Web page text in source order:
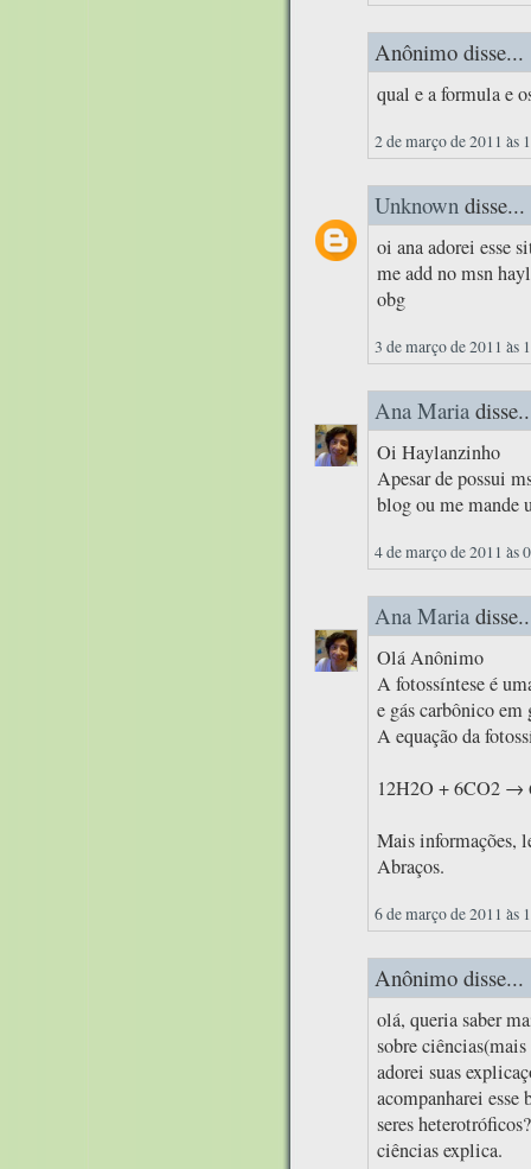
Anônimo disse...
qual e a formula e
2 de março de 2011 às
Unknown disse...
oi ana adorei esse
me add no msn
obg
3 de março de 2011 às
Ana Maria
Oi Haylanzinho
Apesar de possui
blog ou me mande
4 de março de 2011 às
Ana Maria
Olá Anônimo
A fotossíntese é
e gás carbônico
A equação da
12H2O + 6CO2 →
Mais informações,
Abraços.
6 de março de 2011 às
Anônimo disse...
olá, queria saber
sobre
adorei suas
acompanharei
seres
ciências explica.